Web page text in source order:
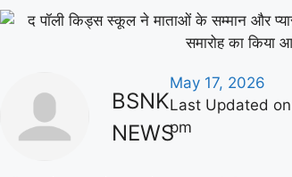
BSNK
NEWS
May 17, 2026
Last Updated on
pm